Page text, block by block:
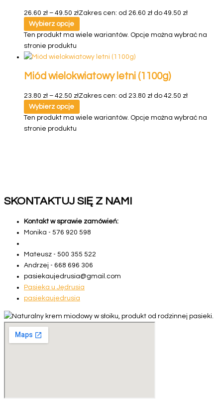
26.60 zł – 49.50 złZakres cen: od 26.60 zł do 49.50 zł
Wybierz opcje
Ten produkt ma wiele wariantów. Opcje można wybrać na
stronie produktu
Miód wielokwiatowy letni (1100g)
23.80 zł – 42.50 złZakres cen: od 23.80 zł do 42.50 zł
Wybierz opcje
Ten produkt ma wiele wariantów. Opcje można wybrać na
stronie produktu
SKONTAKTUJ SIĘ Z NAMI
Kontakt w sprawie zamówień:
Monika - 576 920 598
Mateusz - 500 355 522
Andrzej - 668 696 306
pasiekaujedrusia@gmail.com
Pasieka u Jędrusia
pasiekaujedrusia